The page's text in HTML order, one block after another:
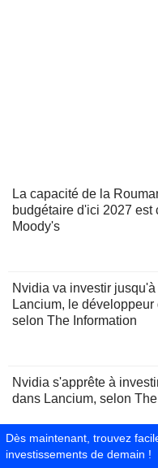
La capacité de la
budgétaire d'ici 2027 est
Moody's
Nvidia va investir
Lancium, le
selon The Information
Nvidia s'apprête à
dans Lancium, selon
Le Brésil durcit les
Dès maintenant, trouvez
investissements de demain !